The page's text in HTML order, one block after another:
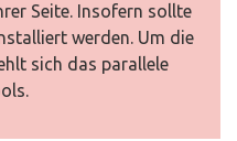
Seite. Insofern sollte
werden. Um die
sich das parallele